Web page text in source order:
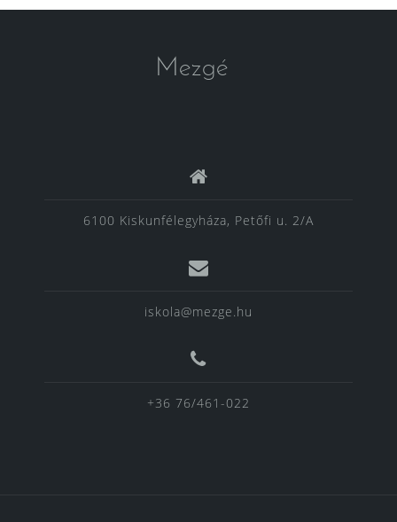
Mezgé
6100 Kiskunfélegyháza, Petőfi u. 2/A
iskola@mezge.hu
+36 76/461-022